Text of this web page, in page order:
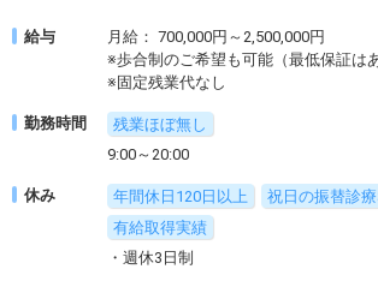
給与
月給： 700,000円～2,500,000円
※歩合制のご希望も可能（最低保証はあ
※固定残業代なし
勤務時間
残業ほぼ無し
9:00～20:00
休み 年間休日120日以上
祝日の振替診
有給取得実績
・週休3日制